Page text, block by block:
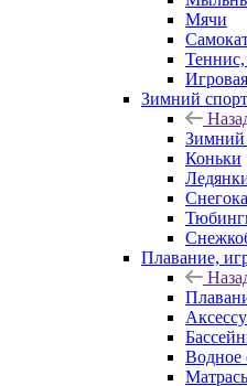
Мячи
Зимний
Зимний
Коньки
Плавание,
Водное